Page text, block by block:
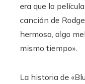
era que la
canción de
hermosa, algo
mismo tiempo».
La historia de